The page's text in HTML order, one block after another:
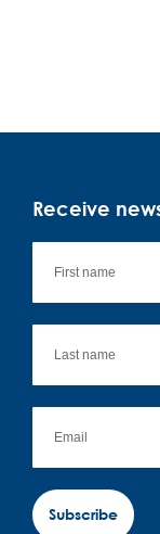
Receive
Subscribe